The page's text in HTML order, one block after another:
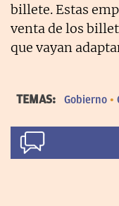
billete. Estas
venta de los
que vayan
TEMAS: Gobierno